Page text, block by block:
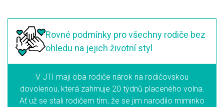
Rovné podmínky pro všechny rodiče bez
ohledu na jejich životní styl
V JTI mají oba rodiče nárok na rodičovskou
dovolenou, která zahrnuje 20 týdnů placeného volna.
Ať už se stali rodičem tím, že se jim narodilo miminko